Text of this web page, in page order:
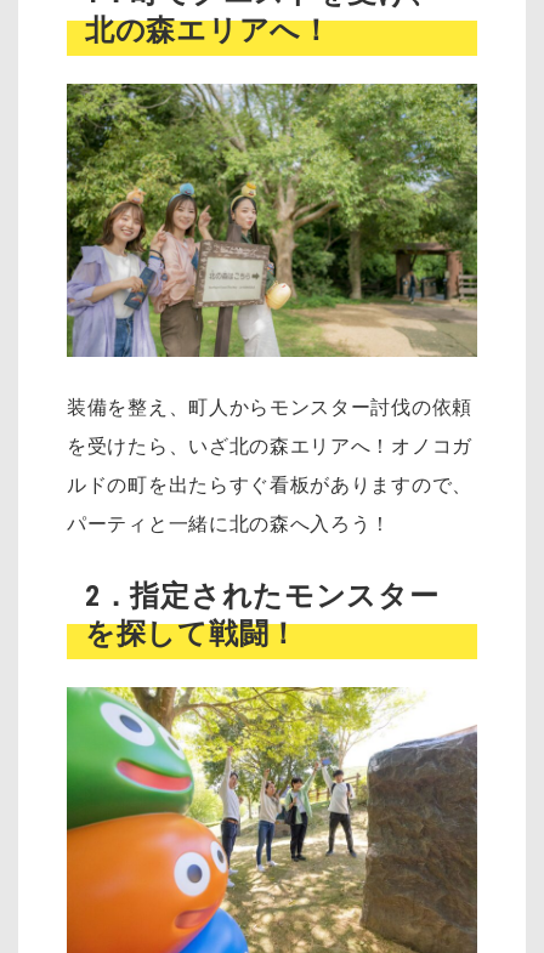
北の森エリアへ！
装備を整え、町人からモンスター討伐の依頼
を受けたら、いざ北の森エリアへ！オノコガ
ルドの町を出たらすぐ看板がありますので、
パーティと一緒に北の森へ入ろう！
2．指定されたモンスター
を探して戦闘！